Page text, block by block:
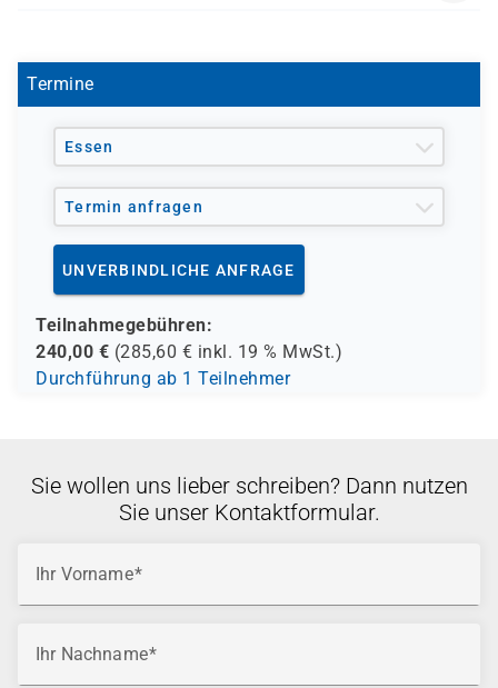
Termine
Essen
Termin anfragen
UNVERBINDLICHE ANFRAGE
Teilnahmegebühren:
240,00 € (285,60 € inkl. 19 % MwSt.)
Durchführung ab 1 Teilnehmer
Sie wollen uns lieber schreiben? Dann nutzen
Sie unser Kontaktformular.
Ihr Vorname
Ihr Nachname